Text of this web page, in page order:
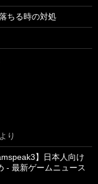
ちる時の対処
り
】日本人向け
- 最新ゲームニュース